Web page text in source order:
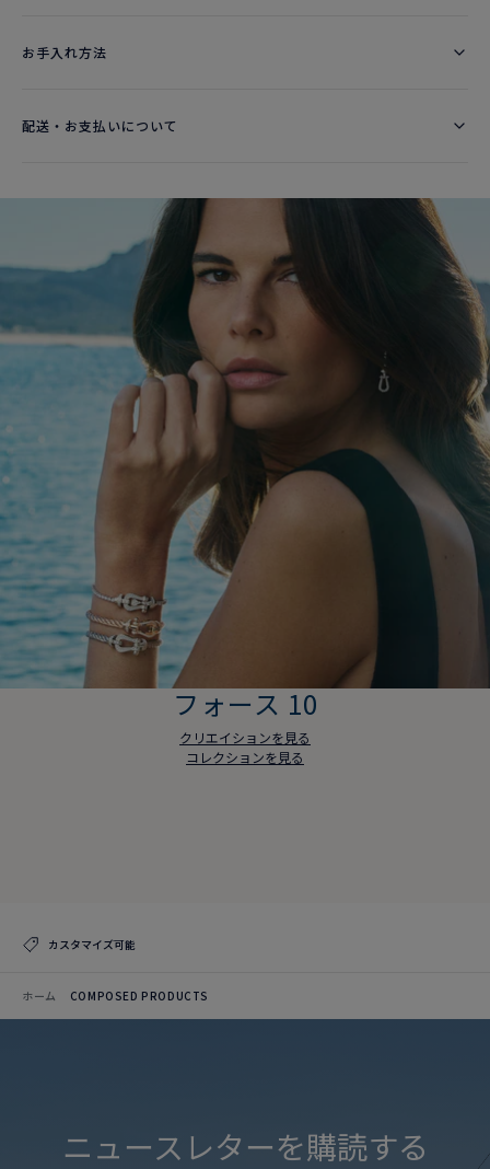
お手入れ方法
配送・お支払いについて
フォース 10
クリエイションを見る
コレクションを見る
カスタマイズ可能
ホーム COMPOSED PRODUCTS
ニュースレターを購読する